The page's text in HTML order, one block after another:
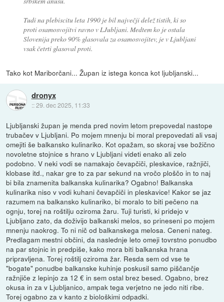
Tudi na plebiscitu leta 1990 je bil največji delež tistih, ki so
proti osamosvojitvi ravno v LJubljani. Medtem ko je ostala
Slovenija preko 90% glasovala za osamosvojitev, je v Ljubljani
vsak četrti glasoval proti.
Tako kot Mariborčani... Župan iz istega konca kot ljubljanski...
dronyx
::29. dec 2025, 11:33
Ljubljanski župan je menda pred novim letom prepovedal nastope
trubačev v Ljubljani. Po mojem mnenju bi moral prepovedati ali vsaj
omejiti še balkansko kulinariko. Kot opažam, so skoraj vse božično
novoletne stojnice s hrano v Ljubljani videti enako ali zelo
podobno. V neki vodi se namakajo čevapčiči, pleskavice, ražnjiči,
klobase itd., nakar gre to za par sekund na vročo ploščo in to naj
bi bila znamenita balkanska kulinarika? Ogabno! Balkanska
kulinarika niso v vodi kuhani čevapčiči in pleskavice! Kakor se jaz
razumem na balkansko kulinariko, bi moralo to biti pečeno na
ognju, torej na roštilju oziroma žaru. Tuji turisti, ki pridejo v
Ljubljano zato, da doživijo balkanski melos, so prineseni po mojem
mnenju naokrog. To ni nič od balkanskega melosa. Ceneni nateg.
Predlagam mestni občini, da naslednje leto omeji tovrstno ponudbo
na par stojnic in predpiše, kako mora biti balkanska hrana
pripravljena. Torej roštilj oziroma žar. Resda sem od vse te
"bogate" ponudbe balkanske kuhinje poskusil samo piščančje
ražnjiče z lepinjo za 12 € in sem ostal brez besed. Ogabno, brez
okusa in za v Ljubljanico, ampak tega verjetno ne jedo niti ribe.
Torej ogabno za v kanto z biološkimi odpadki.